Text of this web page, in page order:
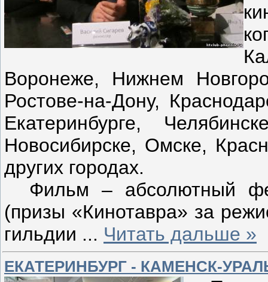
Воронеже, Нижнем
Ростове-на-Дону,
Екатеринбурге,
Новосибирске, Омске,
других городах.
Фильм – абсолютный
(призы «Кинотавра» за
гильдии ... Читать дальше »
ЕКАТЕРИНБУРГ - КАМЕНСК-